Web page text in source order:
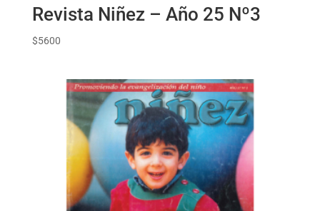
Revista Niñez – Año 25 Nº3
$5600